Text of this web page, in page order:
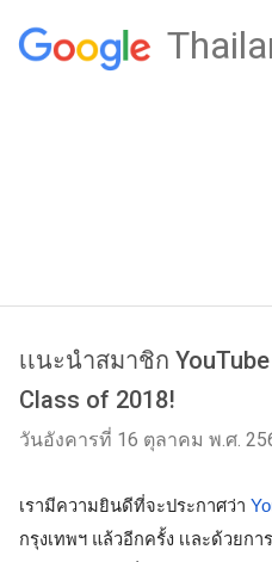
เเนะนำสมาชิก
Class of 2018!
วันอังคารที่ 16 ตุลาคม พ.ศ.
เรามีความยินดีที่จะประกาศว่า
กรุงเทพฯ แล้วอีกครั้ง เเละด้วยก